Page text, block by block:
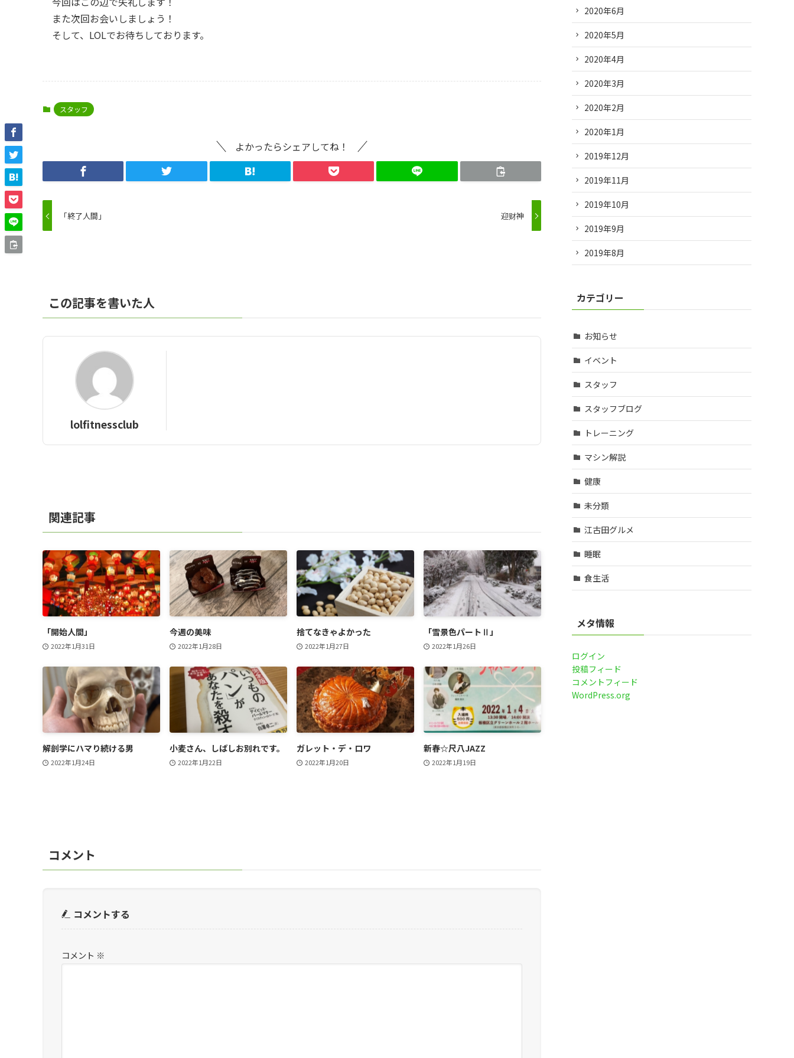
また次回お会いしましょう！
そして、LOLでお待ちしております。
スタッフ
よかったらシェアしてね！
「終了人間」 迎财神
この記事を書いた人
lolfitnessclub
関連記事
「開始人間」
2022年1月31日
今週の美味
2022年1月28日
捨てなきゃよかった
2022年1月27日
「雪景色パートⅡ」
2022年1月26日
解剖学にハマり続ける男
2022年1月24日
小麦さん、しばしお別れです。
2022年1月22日
ガレット・デ・ロワ
2022年1月20日
新春☆尺八JAZZ
2022年1月19日
コメント
コメントする
コメント ※
2020年6月
2020年5月
2020年4月
2020年3月
2020年2月
2020年1月
2019年12月
2019年11月
2019年10月
2019年9月
2019年8月
カテゴリー
お知らせ
イベント
スタッフ
スタッフブログ
トレーニング
マシン解説
健康
未分類
江古田グルメ
睡眠
食生活
メタ情報
ログイン
投稿フィード
コメントフィード
WordPress.org